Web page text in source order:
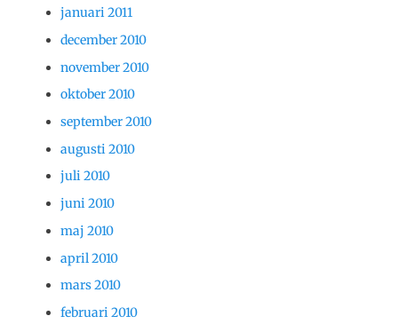
januari 2011
december 2010
november 2010
oktober 2010
september 2010
augusti 2010
juli 2010
juni 2010
maj 2010
april 2010
mars 2010
februari 2010